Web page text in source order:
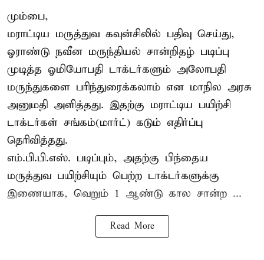
மும்பை,
மராட்டிய மருத்துவ கவுன்சிலில் பதிவு செய்து,
ஓராண்டு நவீன மருந்தியல் சான்றிதழ் படிப்பு
முடித்த ஓமியோபதி டாக்டர்களும் அலோபதி
மருந்துகளை பரிந்துரைக்கலாம் என மாநில அரசு
அனுமதி அளித்தது. இதற்கு மராட்டிய பயிற்சி
டாக்டர்கள் சங்கம்(மார்ட்) கடும் எதிர்ப்பு
தெரிவித்தது.
எம்.பி.பி.எஸ். படிப்பும், அதற்கு பிந்தைய
மருத்துவ பயிற்சியும் பெற்ற டாக்டர்களுக்கு
இணையாக, வெறும் 1 ஆண்டு கால சான்ற ...
Read More